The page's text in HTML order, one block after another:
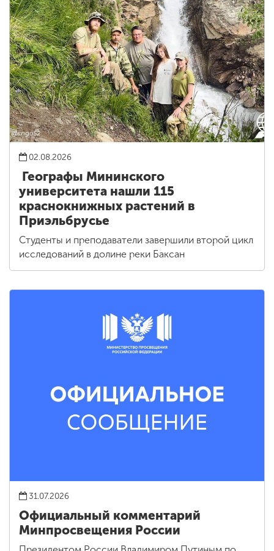
02.08.2026
Географы Мининского
университета нашли 115
краснокнижных растений в
Приэльбрусье
Студенты и преподаватели завершили второй цикл
исследований в долине реки Баксан
31.07.2026
Официальный комментарий
Минпросвещения России